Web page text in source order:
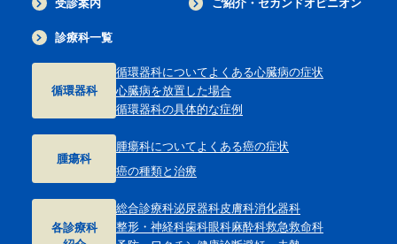
受診案内
ご紹介・セカンドオピニオン
診療科一覧
循環器科
循環器科についてよくある心臓病の症状
心臓病を放置した場合
循環器科の具体的な症例
腫瘍科
腫瘍科についてよくある癌の症状
癌の種類と治療
各診療科
総合診療科泌尿器科皮膚科消化器科
整形・神経科歯科眼科麻酔科救急救命科